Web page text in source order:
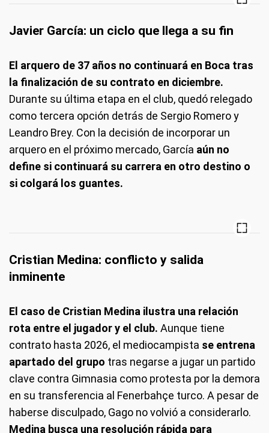
Javier García: un ciclo que llega a su fin
El arquero de 37 años no continuará en Boca tras
la finalización de su contrato en diciembre.
Durante su última etapa en el club, quedó relegado
como tercera opción detrás de Sergio Romero y
Leandro Brey. Con la decisión de incorporar un
arquero en el próximo mercado, García aún no
define si continuará su carrera en otro destino o
si colgará los guantes.
Cristian Medina: conflicto y salida
inminente
El caso de Cristian Medina ilustra una relación
rota entre el jugador y el club. Aunque tiene
contrato hasta 2026, el mediocampista se entrena
apartado del grupo tras negarse a jugar un partido
clave contra Gimnasia como protesta por la demora
en su transferencia al Fenerbahçe turco. A pesar de
haberse disculpado, Gago no volvió a considerarlo.
Medina busca una resolución rápida para